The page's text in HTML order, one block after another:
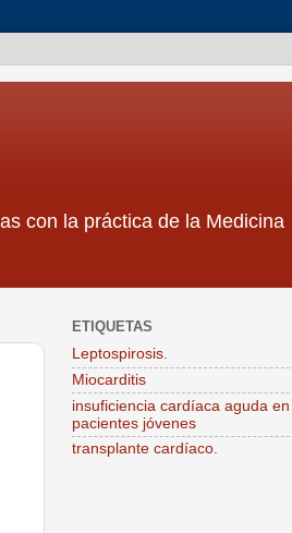
con la práctica de la Medicina
ETIQUETAS
Leptospirosis.
Miocarditis
insuficiencia cardíaca aguda en
pacientes jóvenes
transplante cardíaco.